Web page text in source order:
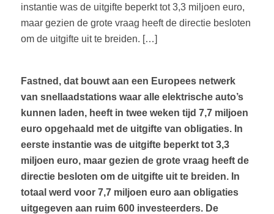
instantie was de uitgifte beperkt tot 3,3 miljoen euro,
maar gezien de grote vraag heeft de directie besloten
om de uitgifte uit te breiden. […]
Fastned, dat bouwt aan een Europees netwerk
van snellaadstations waar alle elektrische auto’s
kunnen laden, heeft in twee weken tijd 7,7 miljoen
euro opgehaald met de uitgifte van obligaties. In
eerste instantie was de uitgifte beperkt tot 3,3
miljoen euro, maar gezien de grote vraag heeft de
directie besloten om de uitgifte uit te breiden. In
totaal werd voor 7,7 miljoen euro aan obligaties
uitgegeven aan ruim 600 investeerders. De